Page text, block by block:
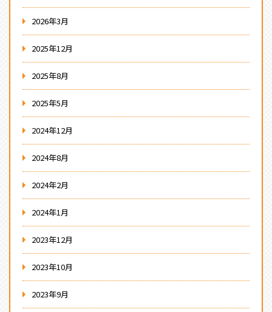
2026年3月
2025年12月
2025年8月
2025年5月
2024年12月
2024年8月
2024年2月
2024年1月
2023年12月
2023年10月
2023年9月